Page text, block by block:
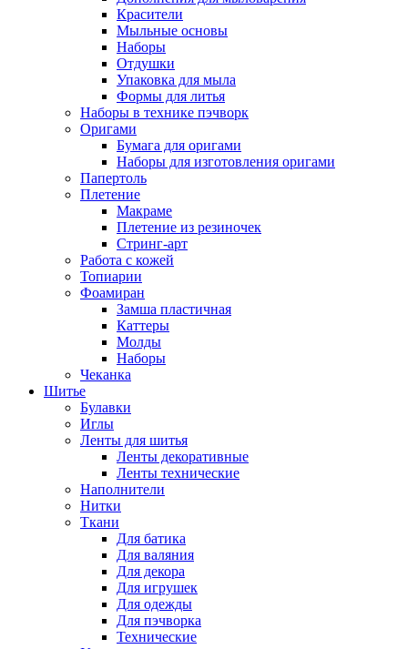
Красители
Мыльные основы
Наборы
Отдушки
Упаковка для мыла
Формы для литья
Наборы в технике пэчворк
Оригами
Бумага для оригами
Наборы для изготовления оригами
Папертоль
Плетение
Макраме
Плетение из резиночек
Стринг-арт
Работа с кожей
Топиарии
Фоамиран
Замша пластичная
Каттеры
Молды
Наборы
Чеканка
Шитье
Булавки
Иглы
Ленты для шитья
Ленты декоративные
Ленты технические
Наполнители
Нитки
Ткани
Для батика
Для валяния
Для декора
Для игрушек
Для одежды
Для пэчворка
Технические